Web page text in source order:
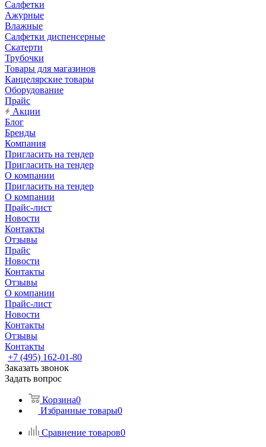
Салфетки
Ажурные
Влажные
Салфетки диспенсерные
Скатерти
Трубочки
Товары для магазинов
Канцелярские товары
Оборудование
Прайс
Акции
Блог
Бренды
Компания
Пригласить на тендер
Пригласить на тендер
О компании
Пригласить на тендер
О компании
Прайс-лист
Новости
Контакты
Отзывы
Прайс
Новости
Контакты
Отзывы
О компании
Прайс-лист
Новости
Контакты
Отзывы
Контакты
+7 (495) 162-01-80
Заказать звонок
Задать вопрос
Корзина0
Избранные товары0
Сравнение товаров0